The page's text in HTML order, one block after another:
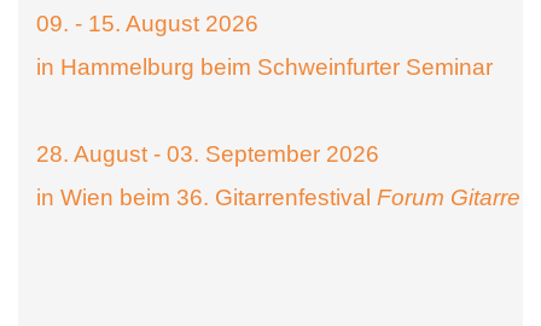
09. - 15. August 2026
in Hammelburg beim Schweinfurter Seminar
28. August - 03. September 2026
in Wien beim 36. Gitarrenfestival Forum Gitarre